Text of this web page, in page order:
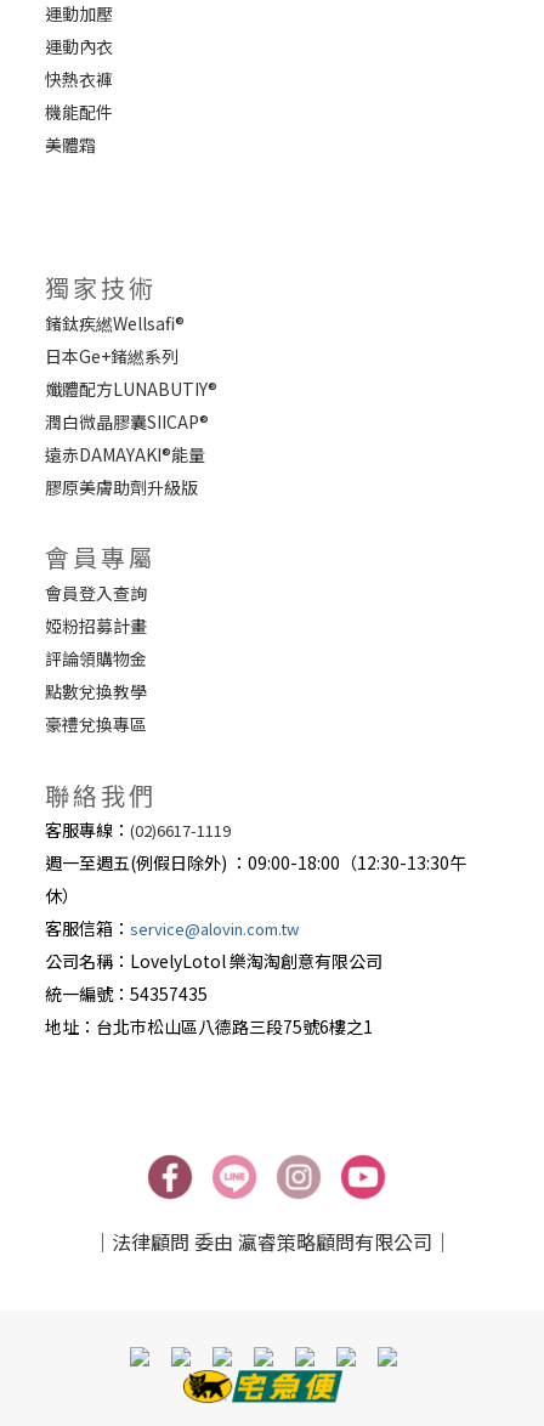
運動加壓
運動內衣
快熱衣褲
機能配件
美體霜
獨家技術
鍺鈦疾繎Wellsafi®
日本Ge+鍺繎系列
孅體配方LUNABUTIY®
潤白微晶膠囊SIICAP®
遠赤DAMAYAKI®能量
膠原美膚助劑升級版
會員專屬
會員登入查詢
婭粉招募計畫
評論領購物金
點數兌換教學
豪禮兌換專區
聯絡我們
客服專線： (02)6617-1119
週一至週五(例假日除外) ：09:00-18:00（12:30-13:30午
休）
客服信箱： service@alovin.com.tw
公司名稱：LovelyLotol 樂淘淘創意有限公司
統一編號：54357435
地址：台北巿松山區八德路三段75號6樓之1
｜法律顧問 委由 瀛睿策略顧問有限公司｜